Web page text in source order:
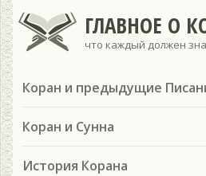
ГЛАВНОЕ О
что каждый должен
Коран и предыдущие
Коран и Сунна
История Корана